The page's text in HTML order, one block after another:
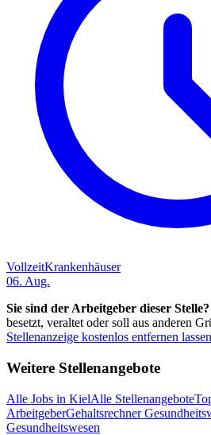
VollzeitKrankenhäuser
06. Aug.
Sie sind der Arbeitgeber dieser Stelle?
besetzt, veraltet oder soll aus anderen
Stellenanzeige kostenlos entfernen
Weitere Stellenangebote
Alle Jobs in KielAlle Stellenangebote
ArbeitgeberGehaltsrechner
Gesundheitswesen